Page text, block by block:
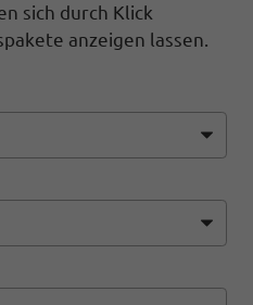
sich durch Klick
anzeigen lassen.